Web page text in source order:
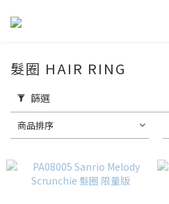
髮圈 HAIR RING
篩選
商品排序